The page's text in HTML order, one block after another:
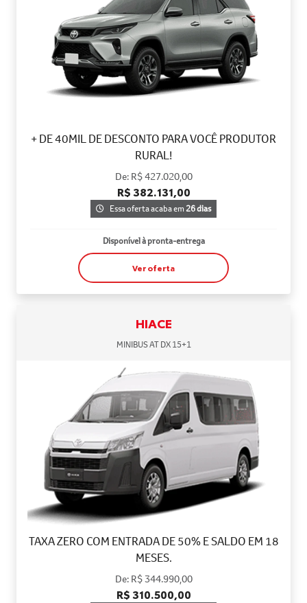
+ DE 40MIL DE DESCONTO PARA VOCÊ PRODUTOR
RURAL!
De: R$ 427.020,00
R$ 382.131,00
Essa oferta acaba em26 dias
Disponível à pronta-entrega
Ver oferta
HIACE
MINIBUS AT DX 15+1
TAXA ZERO COM ENTRADA DE 50% E SALDO EM 18
MESES.
De: R$ 344.990,00
R$ 310.500,00